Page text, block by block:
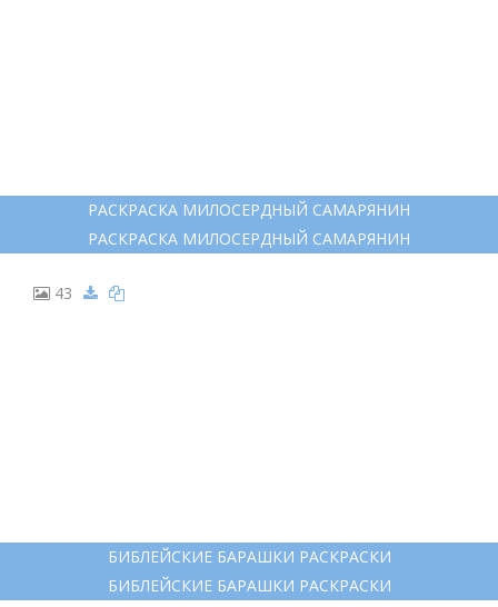
РАСКРАСКА МИЛОСЕРДНЫЙ САМАРЯНИН
РАСКРАСКА МИЛОСЕРДНЫЙ САМАРЯНИН
43
БИБЛЕЙСКИЕ БАРАШКИ РАСКРАСКИ
БИБЛЕЙСКИЕ БАРАШКИ РАСКРАСКИ